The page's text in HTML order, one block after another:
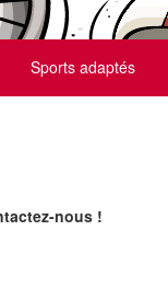
Sports adaptés
nous !